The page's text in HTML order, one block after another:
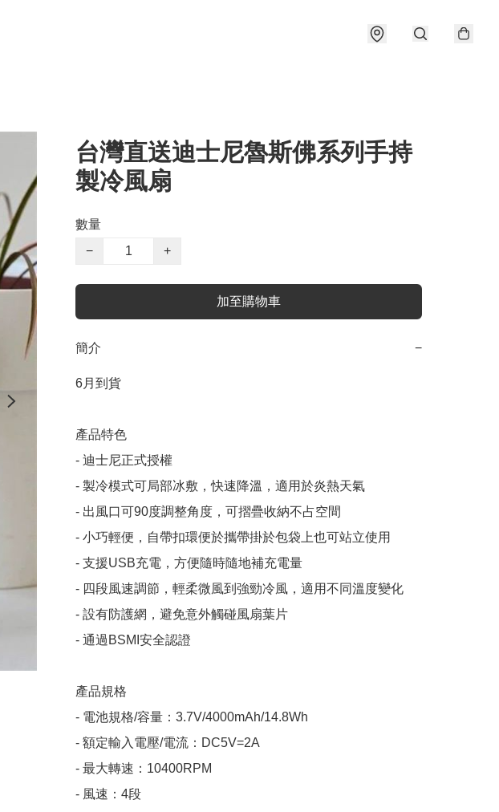
台灣直送迪士尼魯斯佛系列手持
製冷風扇
數量
−
+
加至購物車
簡介 −
6月到貨
產品特色
- 迪士尼正式授權
- 製冷模式可局部冰敷，快速降溫，適用於炎熱天氣
- 出風口可90度調整角度，可摺疊收納不占空間
- 小巧輕便，自帶扣環便於攜帶掛於包袋上也可站立使用
- 支援USB充電，方便隨時隨地補充電量
- 四段風速調節，輕柔微風到強勁冷風，適用不同溫度變化
- 設有防護網，避免意外觸碰風扇葉片
- 通過BSMI安全認證
產品規格
- 電池規格/容量：3.7V/4000mAh/14.8Wh
- 額定輸入電壓/電流：DC5V=2A
- 最大轉速：10400RPM
- 風速：4段